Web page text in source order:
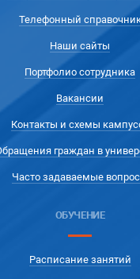
Телефонный
Наши сайты
Портфолио сотрудника
Вакансии
Контакты и схемы
граждан в
Часто задаваемые
ОБУЧЕНИЕ
Расписание занятий